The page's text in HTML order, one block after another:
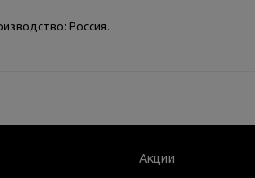
Россия.
Акции